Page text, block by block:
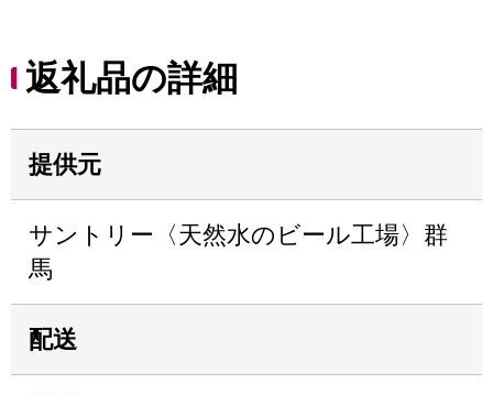
返礼品の詳細
提供元
サントリー〈天然水のビール工場〉群
馬
配送